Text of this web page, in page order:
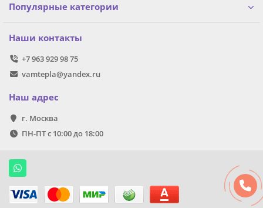
Популярные категории
Наши контакты
+7 963 929 98 75
vamtepla@yandex.ru
Наш адрес
г. Москва
ПН-ПТ с 10:00 до 18:00